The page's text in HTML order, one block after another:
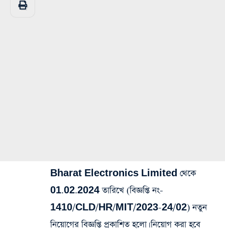
Bharat Electronics Limited থেকে
01.02.2024 তারিখে (বিজ্ঞপ্তি নং-
1410/CLD/HR/MIT/2023-24/02) নতুন
নিয়োগের বিজ্ঞপ্তি প্রকাশিত হলো। নিয়োগ করা হবে